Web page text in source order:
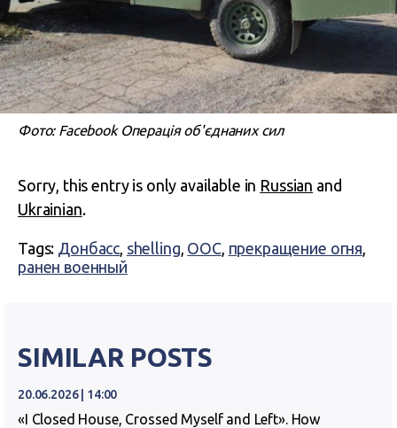
Фото: Facebook Операція об'єднаних сил
Sorry, this entry is only available in Russian and
Ukrainian.
Tags: Донбасс, shelling, ООС, прекращение огня,
ранен военный
SIMILAR POSTS
20.06.2026 | 14:00
«I Closed House, Crossed Myself and Left». How